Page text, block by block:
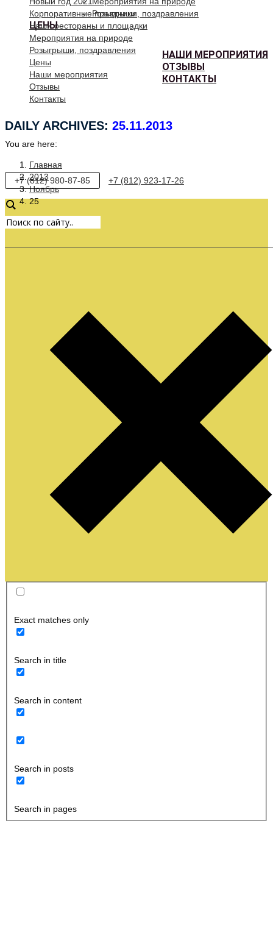
Розыгрыши, поздравления
ЦЕНЫ
НАШИ МЕРОПРИЯТИЯ
ОТЗЫВЫ
КОНТАКТЫ
Корпоративные праздники
Наши рестораны и площадки
Мероприятия на природе
Розыгрыши, поздравления
Цены
Наши мероприятия
Отзывы
Контакты
DAILY ARCHIVES: 25.11.2013
You are here:
Главная
2013
Ноябрь
25
+7 (812) 980-87-85 +7 (812) 923-17-26
Exact matches only
Search in title
Search in content
Search in posts
Search in pages